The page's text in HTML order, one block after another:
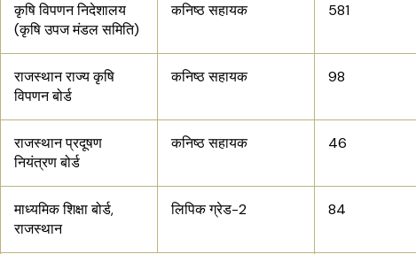
कृषि विपणन निदेशालय
(कृषि उपज मंडल समिति)
कनिष्ठ सहायक 581
राजस्थान राज्य कृषि
विपणन बोर्ड
कनिष्ठ सहायक 98
राजस्थान प्रदूषण
नियंत्रण बोर्ड
कनिष्ठ सहायक 46
माध्यमिक शिक्षा बोर्ड,
राजस्थान
लिपिक ग्रेड-2 84